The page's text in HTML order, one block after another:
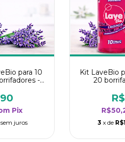
para 10
-
Pix
sem juros
Kit LaveBio
20
3 x de